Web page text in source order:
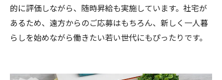
的に評価しながら、随時昇給も実施しています。社宅が
あるため、遠方からのご応募はもちろん、新しく一人暮
らしを始めながら働きたい若い世代にもぴったりです。